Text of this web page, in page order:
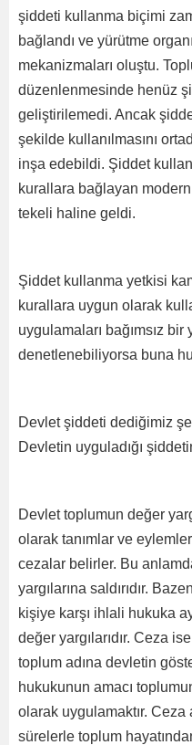
şiddeti kullanma biçimi
bağlandı ve yürütme
mekanizmaları oluştu.
düzenlenmesinde henüz
geliştirilemedi. Ancak
şekilde kullanılmasını
inşa edebildi. Şiddet
kurallara bağlayan modern
tekeli haline geldi.
Şiddet kullanma yetkisi
kurallara uygun olarak
uygulamaları bağımsız bir
denetlenebiliyorsa buna
Devlet şiddeti dediğimiz
Devletin uyguladığı
Devlet toplumun değer
olarak tanımlar ve
cezalar belirler. Bu
yargılarına saldırıdır.
kişiye karşı ihlali hukuka
değer yargılarıdır. Ceza
toplum adına devletin
hukukunun amacı
olarak uygulamaktır.
sürelerle toplum